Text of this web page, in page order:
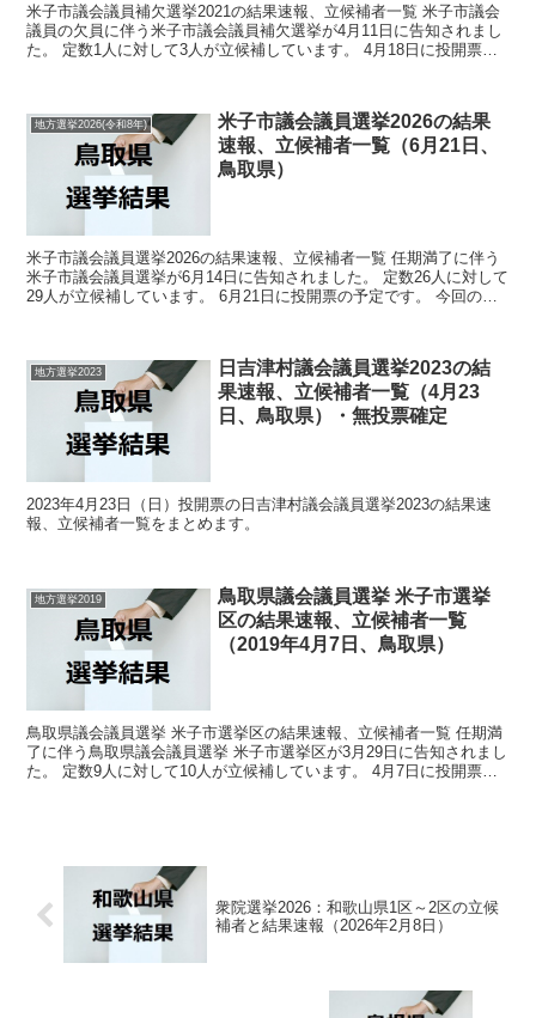
米子市議会議員補欠選挙2021の結果速報、立候補者一覧 米子市議会
議員の欠員に伴う米子市議会議員補欠選挙が4月11日に告知されまし
た。 定数1人に対して3人が立候補しています。 4月18日に投開票の
地方選挙2026(令和8年)
米子市議会議員選挙2026の結果
速報、立候補者一覧（6月21日、
鳥取県）
米子市議会議員選挙2026の結果速報、立候補者一覧 任期満了に伴う
米子市議会議員選挙が6月14日に告知されました。 定数26人に対して
29人が立候補しています。 6月21日に投開票の予定です。 今回の記
地方選挙2023
日吉津村議会議員選挙2023の結
果速報、立候補者一覧（4月23
日、鳥取県）・無投票確定
2023年4月23日（日）投開票の日吉津村議会議員選挙2023の結果速
報、立候補者一覧をまとめます。
地方選挙2019
鳥取県議会議員選挙 米子市選挙
区の結果速報、立候補者一覧
（2019年4月7日、鳥取県）
鳥取県議会議員選挙 米子市選挙区の結果速報、立候補者一覧 任期満
了に伴う鳥取県議会議員選挙 米子市選挙区が3月29日に告知されまし
た。 定数9人に対して10人が立候補しています。 4月7日に投開票の
衆院選挙2026：和歌山県1区～2区の立候
補者と結果速報（2026年2月8日）